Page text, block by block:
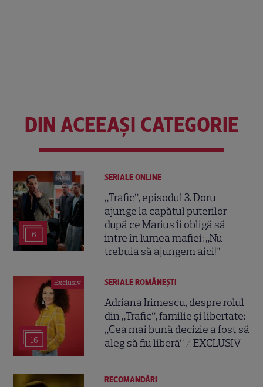
DIN ACEEAȘI CATEGORIE
6
SERIALE ONLINE
„Trafic”, episodul 3. Doru
ajunge la capătul puterilor
după ce Marius îi obligă să
intre în lumea mafiei: „Nu
trebuia să ajungem aici!”
Exclusiv
16
SERIALE ROMÂNEŞTI
Adriana Irimescu, despre rolul
din „Trafic”, familie și libertate:
„Cea mai bună decizie a fost să
aleg să fiu liberă” / EXCLUSIV
RECOMANDĂRI